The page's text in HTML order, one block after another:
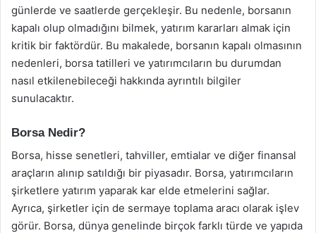
günlerde ve saatlerde gerçekleşir. Bu nedenle, borsanın
kapalı olup olmadığını bilmek, yatırım kararları almak için
kritik bir faktördür. Bu makalede, borsanın kapalı olmasının
nedenleri, borsa tatilleri ve yatırımcıların bu durumdan
nasıl etkilenebileceği hakkında ayrıntılı bilgiler
sunulacaktır.
Borsa Nedir?
Borsa, hisse senetleri, tahviller, emtialar ve diğer finansal
araçların alınıp satıldığı bir piyasadır. Borsa, yatırımcıların
şirketlere yatırım yaparak kar elde etmelerini sağlar.
Ayrıca, şirketler için de sermaye toplama aracı olarak işlev
görür. Borsa, dünya genelinde birçok farklı türde ve yapıda